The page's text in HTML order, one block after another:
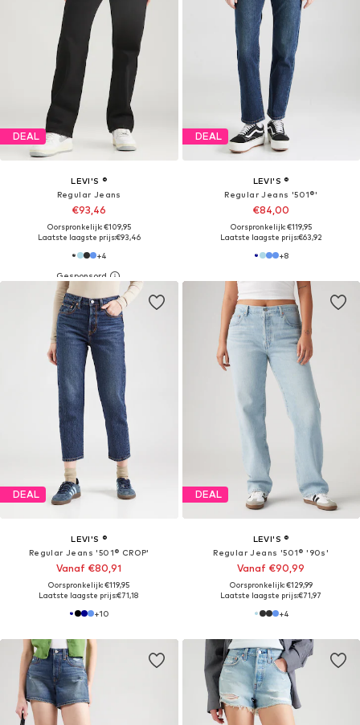
DEAL
LEVI'S ®
Regular Jeans
€93,46
Oorspronkelijk: €109,95
Laatste laagste prijs:€93,46
+4
DEAL
LEVI'S ®
Regular Jeans '501®'
€84,00
Oorspronkelijk: €119,95
Laatste laagste prijs:€63,92
+8
DEAL
LEVI'S ®
Regular Jeans '501® CROP'
Vanaf €80,91
Oorspronkelijk: €119,95
Laatste laagste prijs:€71,18
+10
DEAL
LEVI'S ®
Regular Jeans '501® '90s'
Vanaf €90,99
Oorspronkelijk: €129,99
Laatste laagste prijs:€71,97
+4